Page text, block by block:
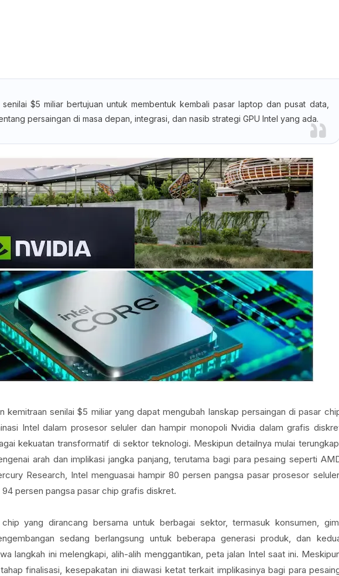
$5 miliar bertujuan untuk membentuk kembali pasar laptop dan pusat data,
persaingan di masa depan, integrasi, dan nasib strategi GPU Intel yang ada.
kemitraan senilai $5 miliar yang dapat mengubah lanskap persaingan di pasar
Intel dalam prosesor seluler dan hampir monopoli Nvidia dalam grafis
kekuatan transformatif di sektor teknologi. Meskipun detailnya mulai
arah dan implikasi jangka panjang, terutama bagi para pesaing seperti
Research, Intel menguasai hampir 80 persen pangsa pasar prosesor
persen pangsa pasar chip grafis diskret.
chip yang dirancang bersama untuk berbagai sektor, termasuk konsumen,
sedang berlangsung untuk beberapa generasi produk, dan
langkah ini melengkapi, alih-alih menggantikan, peta jalan Intel saat ini.
finalisasi, kesepakatan ini diawasi ketat terkait implikasinya bagi para